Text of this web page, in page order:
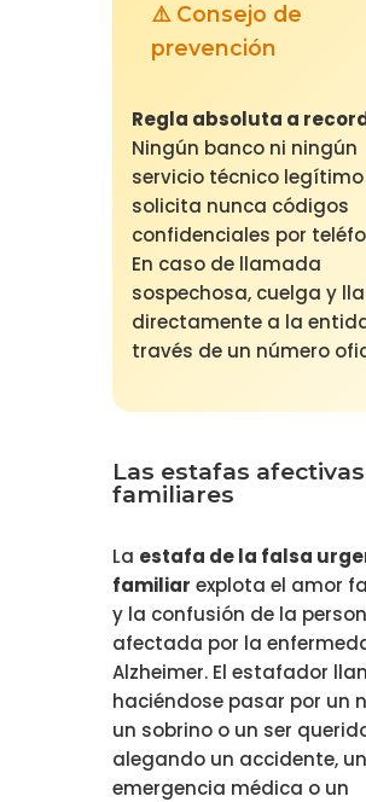
⚠️ Consejo de
prevención
Regla absoluta a
Ningún banco ni ningún
servicio técnico legítimo
solicita nunca códigos
confidenciales por
En caso de llamada
sospechosa, cuelga y
directamente a la
través de un número
Las estafas
familiares
La estafa de la falsa
familiar explota el amor
y la confusión de la
afectada por la
Alzheimer. El estafador
haciéndose pasar por un
un sobrino o un ser
alegando un accidente,
emergencia médica o un